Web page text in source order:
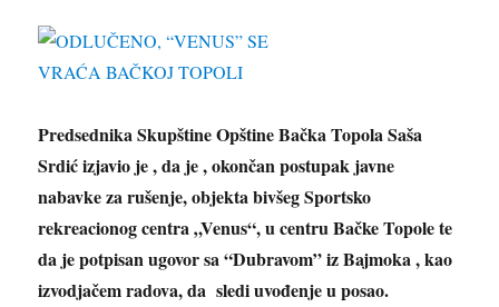
Predsednika Skupštine Opštine Bačka Topola Saša
Srdićizjavio je , da je,okončan postupak javne
nabavkeza rušenje, objektabivšeg Sportsko
rekreacionog centra „Venus“, u centru Bačke Topole te
da je potpisan ugovor sa “Dubravom” iz Bajmoka , kao
izvodjačem radova, da slediuvođenje u posao.